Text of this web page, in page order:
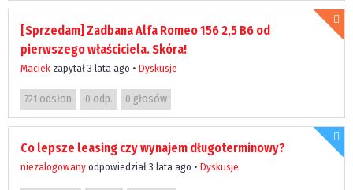
[Sprzedam] Zadbana Alfa Romeo 156 2,5 B6 od
pierwszego właściciela. Skóra!
Maciek zapytał 3 lata ago • Dyskusje
721 odsłon 0 odp. 0 głosów
Co lepsze leasing czy wynajem długoterminowy?
niezalogowany odpowiedział 3 lata ago • Dyskusje